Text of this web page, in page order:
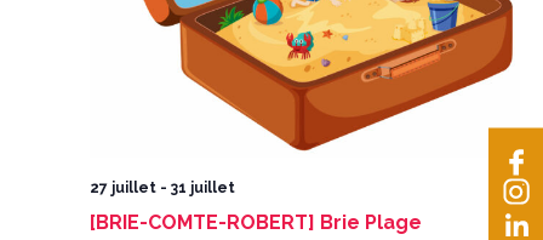
27 juillet- 31 juillet
[BRIE-COMTE-ROBERT] Brie Plage